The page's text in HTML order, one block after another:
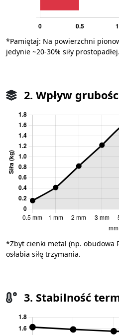
*Pamiętaj: Na powierzchni
jedynie ~20-30% siły prostopadłej.
2. Wpływ
*Zbyt cienki metal (np. obudowa
osłabia siłę trzymania.
3. Stabilność